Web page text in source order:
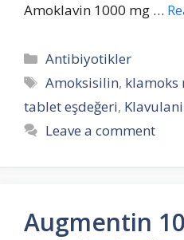
Amoklavin 1000 mg …
Categories
Antibiyotikler
Tags
Amoksisilin,
tablet eşdeğeri,
Leave a comment
Augmentin